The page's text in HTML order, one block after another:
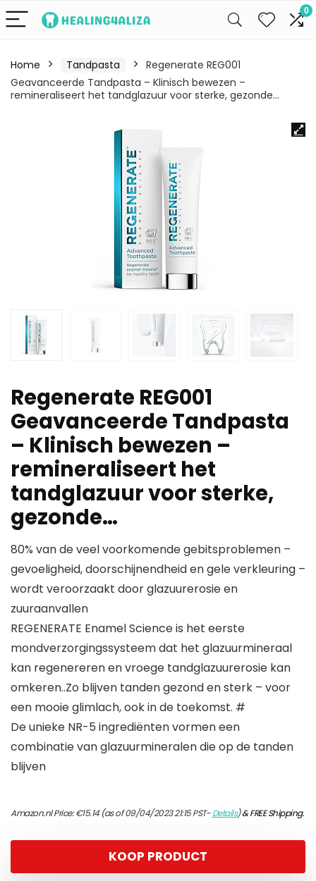
0
Home Tandpasta
Regenerate REG001
Geavanceerde Tandpasta – Klinisch bewezen –
remineraliseert het tandglazuur voor sterke, gezonde…
Regenerate REG001
Geavanceerde Tandpasta
– Klinisch bewezen –
remineraliseert het
tandglazuur voor sterke,
gezonde…
80% van de veel voorkomende gebitsproblemen –
gevoeligheid, doorschijnendheid en gele verkleuring –
wordt veroorzaakt door glazuurerosie en
zuuraanvallen
REGENERATE Enamel Science is het eerste
mondverzorgingssysteem dat het glazuurmineraal
kan regenereren en vroege tandglazuurerosie kan
omkeren..Zo blijven tanden gezond en sterk – voor
een mooie glimlach, ook in de toekomst. #
De unieke NR-5 ingrediënten vormen een
combinatie van glazuurmineralen die op de tanden
blijven
Amazon.nl Price:€15.14(as of 09/04/2023 21:15 PST-Details)&FREE Shipping.
KOOP PRODUCT